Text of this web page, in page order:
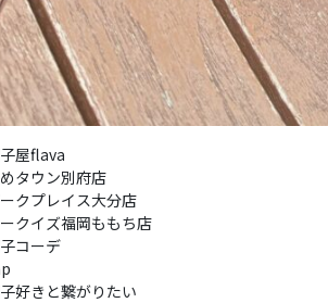
屋flava
タウン別府店
クプレイス大分店
クイズ福岡ももち店
コーデ
好きと繋がりたい